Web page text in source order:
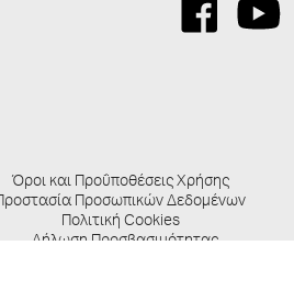
Όροι και Προΰποθέσεις Χρήσης
Προσωπικών Δεδομένων
Πολιτική Cookies
Δήλωση Προσβασιμότητας